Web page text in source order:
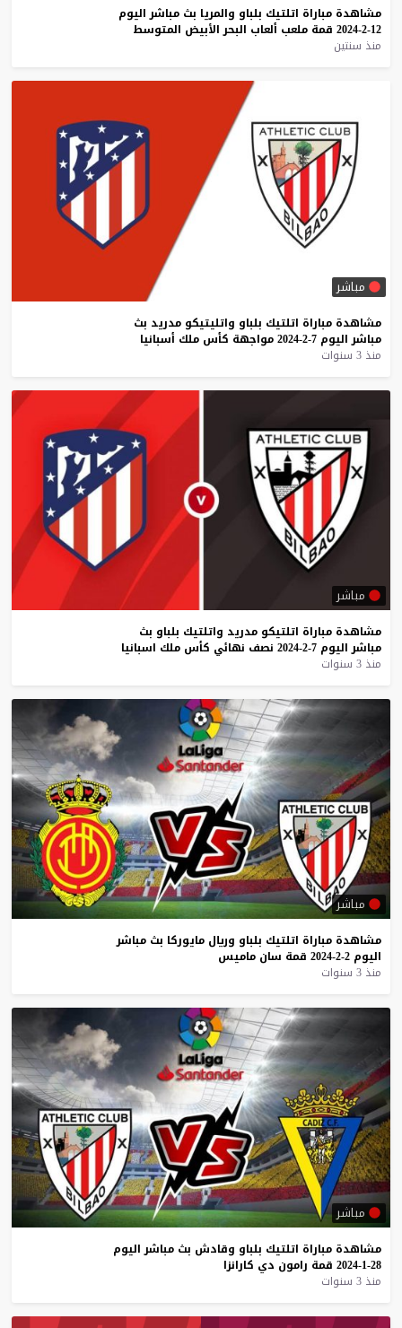
مشاهدة مباراة اتلتيك بلباو والمريا بث مباشر اليوم
12-2-2024
قمة ملعب ألعاب البحر الأبيض المتوسط
منذ سنتين
مباشر
مشاهدة مباراة اتلتيك بلباو واتليتيكو مدريد بث
مباشر اليوم 7-2-2024 مواجهة كأس ملك أسبانيا
منذ 3 سنوات
مباشر
مشاهدة مباراة اتلتيكو مدريد واتلتيك بلباو بث
مباشر اليوم 7-2-2024 نصف نهائي كأس ملك اسبانيا
منذ 3 سنوات
مباشر
مشاهدة مباراة اتلتيك بلباو وريال مايوركا بث مباشر
اليوم 2-2-2024 قمة سان ماميس
منذ 3 سنوات
مباشر
مشاهدة مباراة اتلتيك بلباو وقادش بث مباشر اليوم
28-1-2024
قمة رامون دي كارانزا
منذ 3 سنوات